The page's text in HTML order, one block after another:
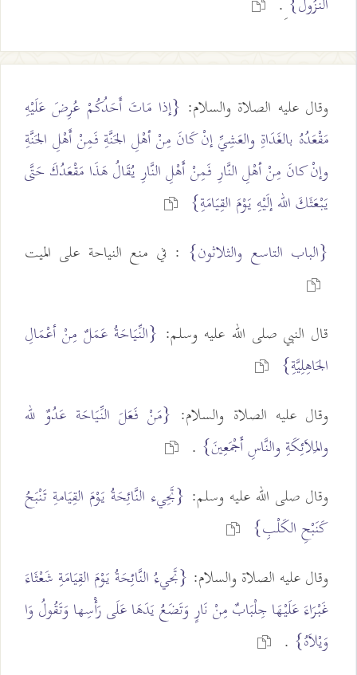
وقال عليه الصلاة والسلام: {إذا مَاتَ أَحَدُكُمْ عُرِضَ عَلَيْهِ
مَقْعَدُهُ بالغَدَاةِ والعَشِيِّ إنْ كَانَ مِنْ أهْلِ الجَنَّةِ فَمِنْ أَهْلِ الجَنَّةِ
وإنْ كانَ مِنْ أهْلِ النَّارِ فَمِنْ أَهْلِ النَّارِ يُقَالُ هَذَا مَقْعَدُكَ حَتَّى
يَبْعَثَكَ الله إلَيْهِ يَوْمَ القِيَامَةِ}
{الباب التاسع والثلاثون} : في منع النياحة على الميت
قال النبي صلى الله عليه وسلم: {النِّيَاحَةُ عَمَلٌ مِنْ أعْمَالِ
الجَاهِلِيَّةِ}
وقال عليه الصلاة والسلام: {مَنْ فَعَلَ النِّيَاحَة عَدُوٌ لله
والمَلاَئِكَةِ والنَّاسِ أَجْمَعِينَ} .
وقال صلى الله عليه وسلم: {تَجِيء النَّائِحَةُ يَوْمَ القِيَامةِ تَنْبَحُ
كَنَبْحِ الكَلْبِ}
وقال عليه الصلاة والسلام: {تَجيءُ النَّائِحَةُ يَوْمَ القِيَامَةِ شَعْثَاءَ
غَبْرَاءَ عَلَيْهَا جِلْبَابٌ مِنْ نَارٍ وَتَضَعُ يَدَهَا عَلَى رَأْسِها وَتَقُولُ وَا
وَيْلاَهُ} .